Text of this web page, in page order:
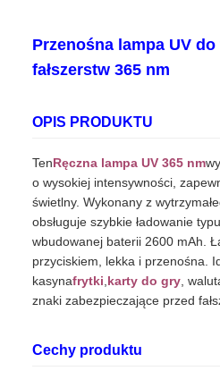
Przenośna lampa UV
fałszerstw 365 nm
OPIS PRODUKTU
TenRęczna lampa UV 365 nm
o wysokiej intensywności,
świetlny. Wykonany z
obsługuje szybkie ładowanie
wbudowanej baterii 2600 mAh.
przyciskiem, lekka i przenośna.
kasynafrytki karty do gry ,
znaki zabezpieczające przed
Cechy produktu